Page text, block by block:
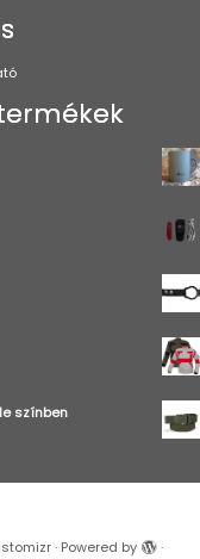
színben
· Powered by ·